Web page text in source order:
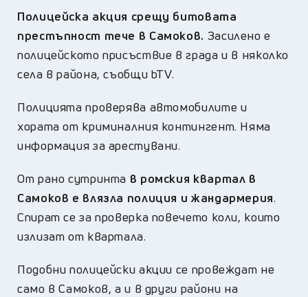
Полицейска акция срещу битовата
престъпност тече в Самоков. Засилено е
полицейското присъствие в града и в няколко
села в района, съобщи bTV.
Полицията проверява автомобилите и
хората от криминалния контингент. Няма
информация за арестувани.
От рано сутринта в ромския квартал в
Самоков е влязла полиция и жандармерия.
Спират се за проверка повечето коли, които
излизат от квартала.
Подобни полицейски акции се провеждат не
само в Самоков, а и в други райони на